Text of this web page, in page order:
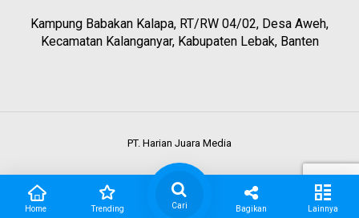
Kampung Babakan Kalapa, RT/RW 04/02, Desa Aweh,
Kecamatan Kalanganyar, Kabupaten Lebak, Banten
PT. Harian Juara Media
Home Trending Cari Bagikan Lainnya